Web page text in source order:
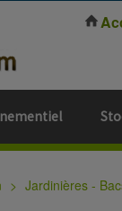
Jardinières -